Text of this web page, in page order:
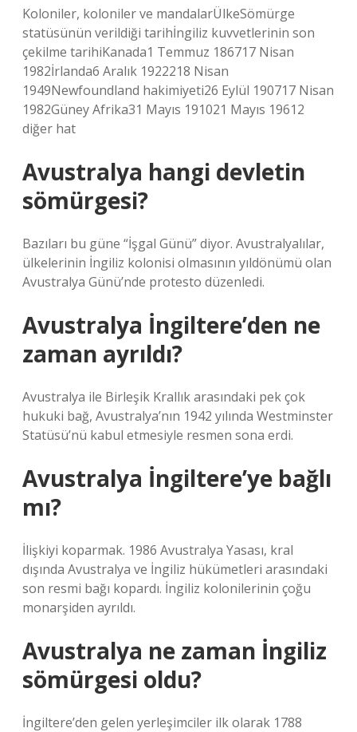
Koloniler, koloniler ve mandalarÜlkeSömürge
statüsünün verildiği tarihİngiliz kuvvetlerinin son
çekilme tarihiKanada1 Temmuz 186717 Nisan
1982İrlanda6 Aralık 1922218 Nisan
1949Newfoundland hakimiyeti26 Eylül 190717 Nisan
1982Güney Afrika31 Mayıs 191021 Mayıs 19612
diğer hat
Avustralya hangi devletin
sömürgesi?
Bazıları bu güne “İşgal Günü” diyor. Avustralyalılar,
ülkelerinin İngiliz kolonisi olmasının yıldönümü olan
Avustralya Günü’nde protesto düzenledi.
Avustralya İngiltere’den ne
zaman ayrıldı?
Avustralya ile Birleşik Krallık arasındaki pek çok
hukuki bağ, Avustralya’nın 1942 yılında Westminster
Statüsü’nü kabul etmesiyle resmen sona erdi.
Avustralya İngiltere’ye bağlı
mı?
İlişkiyi koparmak. 1986 Avustralya Yasası, kral
dışında Avustralya ve İngiliz hükümetleri arasındaki
son resmi bağı kopardı. İngiliz kolonilerinin çoğu
monarşiden ayrıldı.
Avustralya ne zaman İngiliz
sömürgesi oldu?
İngiltere’den gelen yerleşimciler ilk olarak 1788